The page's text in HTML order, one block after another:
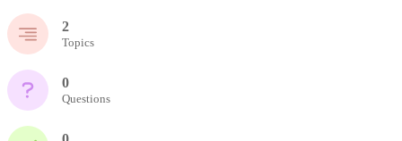
2
Topics
0
Questions